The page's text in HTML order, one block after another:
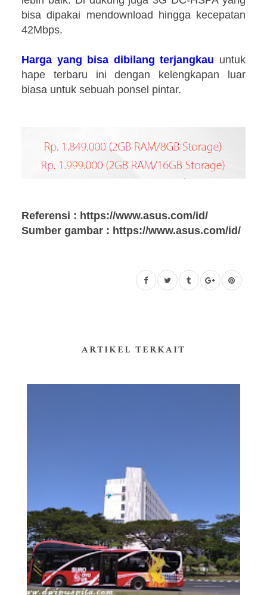
bisa dipakai mendownload hingga kecepatan
42Mbps.
Harga yang bisa dibilang terjangkau untuk
hape terbaru ini dengan kelengkapan luar
biasa untuk sebuah ponsel pintar.
Referensi : https://www.asus.com/id/
Sumber gambar : https://www.asus.com/id/
ARTIKEL TERKAIT